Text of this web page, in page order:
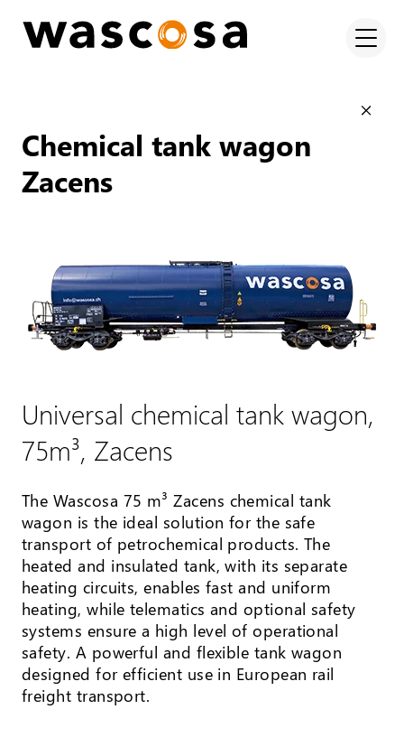
Chemical tank wagon
Zacens
Universal chemical tank wagon,
75m³, Zacens
The Wascosa 75 m³ Zacens chemical tank
wagon is the ideal solution for the safe
transport of petrochemical products. The
heated and insulated tank, with its separate
heating circuits, enables fast and uniform
heating, while telematics and optional safety
systems ensure a high level of operational
safety. A powerful and flexible tank wagon
designed for efficient use in European rail
freight transport.